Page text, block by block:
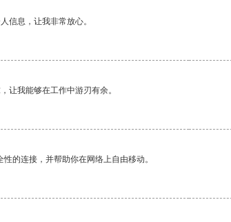
信息，让我非常放心。
让我能够在工作中游刃有余。
的连接，并帮助你在网络上自由移动。